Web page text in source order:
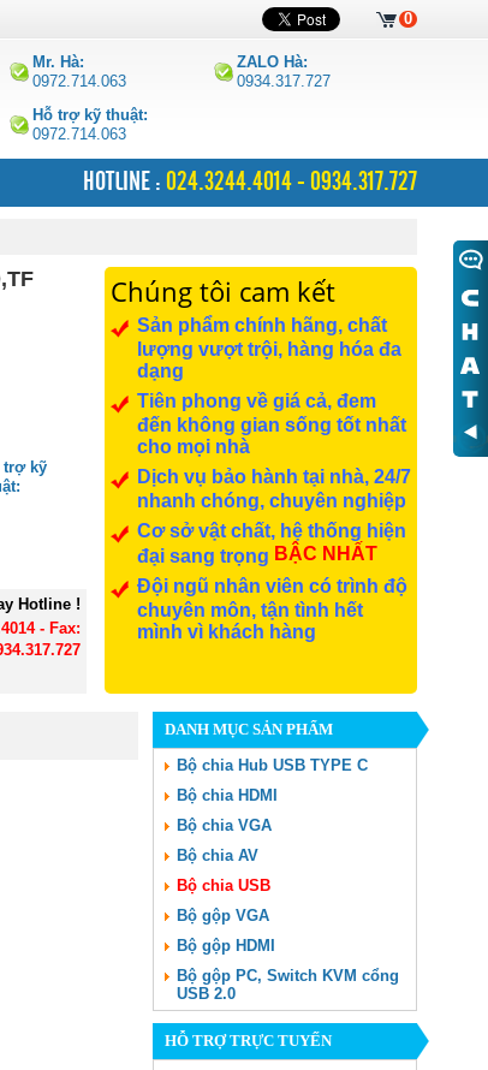
Mr. Hà:
0972.714.063
ZALO Hà:
0934.317.727
Hỗ trợ kỹ thuật:
0972.714.063
HOTLINE : 024.3244.4014 - 0934.317.727
trợ kỹ
Hotline !
- Fax:
Chúng tôi cam kết
Sản phẩm chính hãng, chất
lượng vượt trội, hàng hóa đa
dạng
Tiên phong về giá cả, đem
đến không gian sống tốt nhất
cho mọi nhà
Dịch vụ bảo hành tại nhà, 24/7
nhanh chóng, chuyên nghiệp
Cơ sở vật chất, hệ thống hiện
đại sang trọng BẬC NHẤT
Đội ngũ nhân viên có trình độ
chuyên môn, tận tình hết
mình vì khách hàng
DANH MỤC SẢN PHẨM
Bộ chia Hub USB TYPE C
Bộ chia HDMI
Bộ chia VGA
Bộ chia AV
Bộ chia USB
Bộ gộp VGA
Bộ gộp HDMI
Bộ gộp PC, Switch KVM cổng
USB 2.0
HỖ TRỢ TRỰC TUYẾN
0